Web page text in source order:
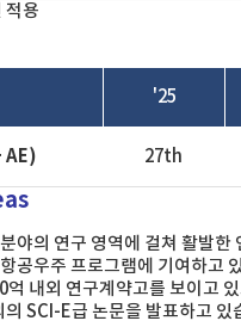
적용
'25
AE) 27th
야의 연구 영역에 걸쳐 활발한
공우주 프로그램에 기여하고
억 내외 연구계약고를 보이고
의 SCI-E급 논문을 발표하고 있